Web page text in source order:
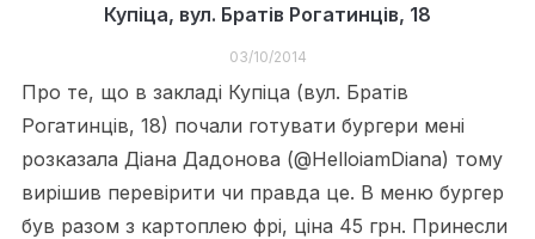
Купіца, вул. Братів Рогатинців, 18
03/10/2014
Про те, що в закладі Купіца (вул. Братів
Рогатинців, 18) почали готувати бургери мені
розказала Діана Дадонова (@HelloiamDiana) тому
вирішив перевірити чи правда це. В меню бургер
був разом з картоплею фрі, ціна 45 грн. Принесли